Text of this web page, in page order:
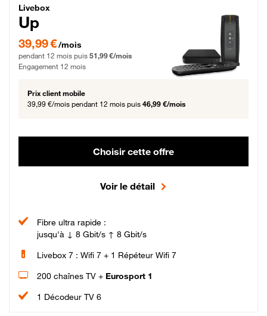
Livebox Up Fibre
Livebox
Up
39,99 € par mois pendant 12 mois puis 51,99 € par mois, Engagement 12 mois
39,99 €/mois
pendant 12 mois puis 51,99 €/mois
Engagement 12 mois
Prix client mobile
39,99 €/mois pendant 12 mois puis 46,99 €/mois
Choisir cette offre
Voir le détail
Fibre ultra rapide :
jusqu'à ↓ 8 Gbit/s ↑ 8 Gbit/s
Livebox 7 : Wifi 7 + 1 Répéteur Wifi 7
200 chaînes TV + Eurosport 1
1 Décodeur TV 6